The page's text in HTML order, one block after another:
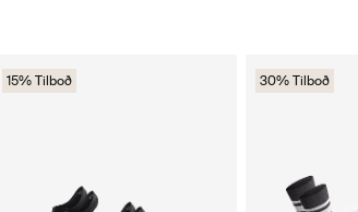
15% Tilboð 30% Tilboð